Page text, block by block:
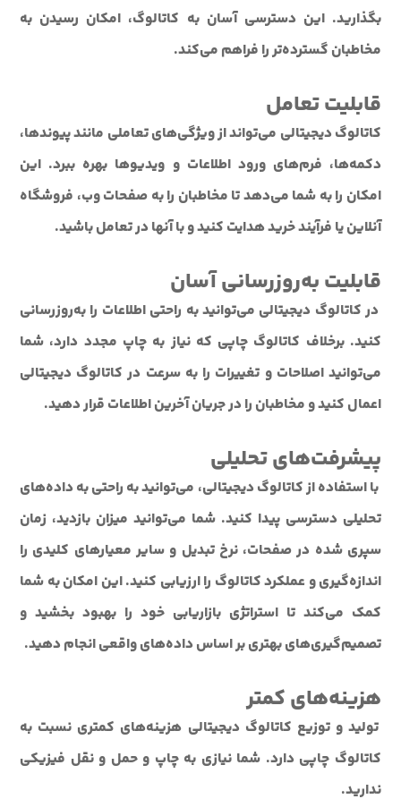
بگذارید. این دسترسی آسان به کاتالوگ، امکان رسیدن به
مخاطبان گسترده‌تر را فراهم می‌کند.
قابلیت تعامل
کاتالوگ دیجیتالی می‌تواند از ویژگی‌های تعاملی مانند پیوندها،
دکمه‌ها، فرم‌های ورود اطلاعات و ویدیوها بهره ببرد. این
امکان را به شما می‌دهد تا مخاطبان را به صفحات وب، فروشگاه
آنلاین یا فرآیند خرید هدایت کنید و با آنها در تعامل باشید.
قابلیت به‌روزرسانی آسان
در کاتالوگ دیجیتالی می‌توانید به راحتی اطلاعات را به‌روزرسانی
کنید. برخلاف کاتالوگ چاپی که نیاز به چاپ مجدد دارد، شما
می‌توانید اصلاحات و تغییرات را به سرعت در کاتالوگ دیجیتالی
اعمال کنید و مخاطبان را در جریان آخرین اطلاعات قرار دهید.
پیشرفت‌های تحلیلی
با استفاده از کاتالوگ دیجیتالی، می‌توانید به راحتی به داده‌های
تحلیلی دسترسی پیدا کنید. شما می‌توانید میزان بازدید، زمان
سپری شده در صفحات، نرخ تبدیل و سایر معیارهای کلیدی را
اندازه‌گیری و عملکرد کاتالوگ را ارزیابی کنید. این امکان به شما
کمک می‌کند تا استراتژی بازاریابی خود را بهبود بخشید و
تصمیم‌گیری‌های بهتری بر اساس داده‌های واقعی انجام دهید.
هزینه‌های کمتر
تولید و توزیع کاتالوگ دیجیتالی هزینه‌های کمتری نسبت به
کاتالوگ چاپی دارد. شما نیازی به چاپ و حمل و نقل فیزیکی
ندارید.